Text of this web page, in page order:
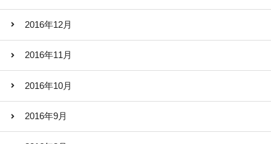
2016年12月
2016年11月
2016年10月
2016年9月